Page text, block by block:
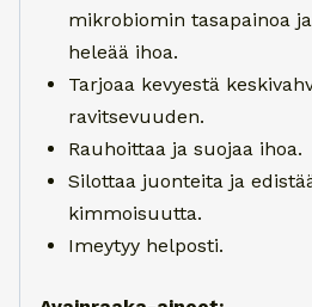
mikrobiomin tasapainoa
heleää ihoa.
Tarjoaa kevyestä
ravitsevuuden.
Rauhoittaa ja suojaa ihoa.
Silottaa juonteita ja
kimmoisuutta.
Imeytyy helposti.